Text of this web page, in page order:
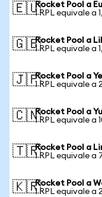
🇪🇺Rocket Pool a
1 RPL equivale a
🇬🇧Rocket Pool a
1 RPL equivale a
🇯🇵Rocket Pool a
1 RPL equivale a
🇨🇳Rocket Pool a
1 RPL equivale a
🇹🇷Rocket Pool a
1 RPL equivale a
🇰🇷Rocket Pool a
1 RPL equivale a